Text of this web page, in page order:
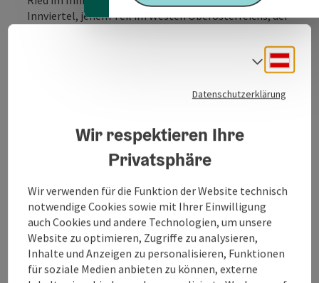
Innviertel, jenem Teil im Westen Oberösterreichs, der
Ab dem Gründungsjahr der Stadtkapelle im Jahr 1779
(Innviertel kam zu Österreich) wird erstmals eine
Herr Gregor Vielweib fungierte. Später wurde diese
Bürgergarde eingegliedert, eher aus dieser wieder eine
eigener Verein entstand.
Seit 1980 nimmt das Orchester immer wieder an
Jahren begab sich das Orchester bei diesen
Wertungen auf ein beachtliches Niveau.
Für diese ausgezeichneten Leistungen wurde dem
Verein im Jahr ...
Beschreibung vollständig anzeigen
Datenschutzerklärung
Wir respektieren Ihre
Privatsphäre
Wir verwenden für die Funktion der Website technisch
notwendige Cookies sowie mit Ihrer Einwilligung
auch Cookies und andere Technologien, um unsere
Website zu optimieren, Zugriffe zu analysieren,
Inhalte und Anzeigen zu personalisieren, Funktionen
für soziale Medien anbieten zu können, externe